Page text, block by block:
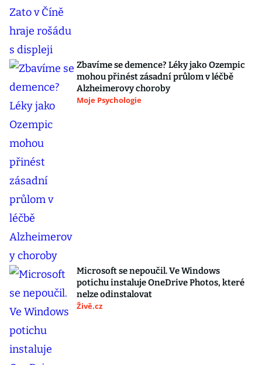
Zbavíme se demence? Léky jako Ozempic
mohou přinést zásadní průlom v léčbě
Alzheimerovy choroby
Moje Psychologie
Microsoft se nepoučil. Ve Windows
potichu instaluje OneDrive Photos, které
nelze odinstalovat
Živě.cz